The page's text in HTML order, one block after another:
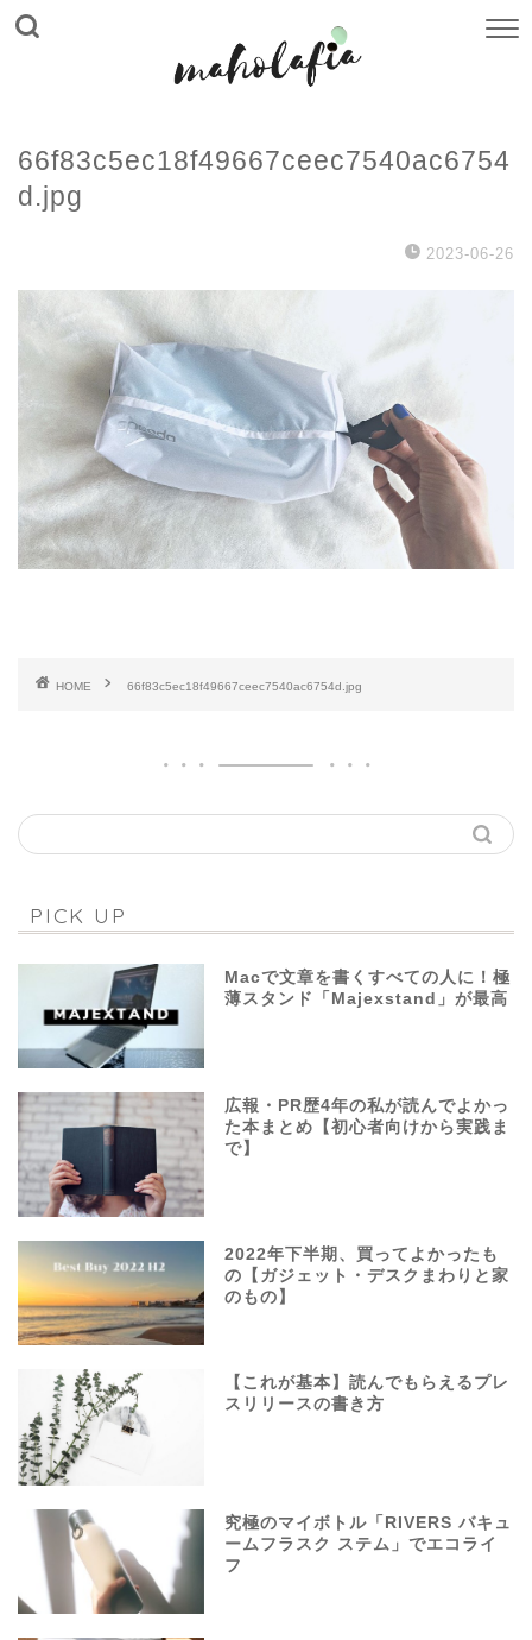
66f83c5ec18f49667ceec7540ac6754
d.jpg
2023-06-26
HOME 66f83c5ec18f49667ceec7540ac6754d.jpg
PICK UP
Macで文章を書くすべての人に！極
薄スタンド「Majexstand」が最高
広報・PR歴4年の私が読んでよかっ
た本まとめ【初心者向けから実践ま
で】
2022年下半期、買ってよかったも
の【ガジェット・デスクまわりと家
のもの】
【これが基本】読んでもらえるプレ
スリリースの書き方
究極のマイボトル「RIVERS バキュ
ームフラスク ステム」でエコライ
フ